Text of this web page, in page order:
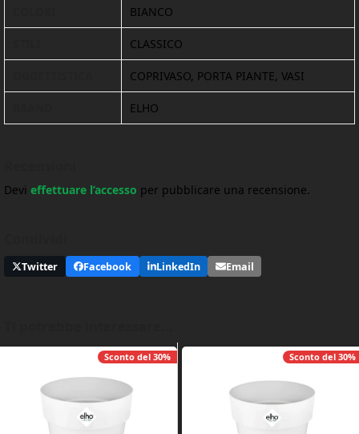
BIANCO
CLASSICO
COPRIVASO, PORTA PIANTE, VASI
ELHO
Devi effettuare l’accesso per pubblicare una recensione.
Twitter Facebook LinkedIn Email
Sconto del 30% Sconto del 30%